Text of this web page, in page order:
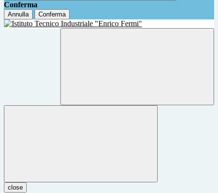
Conferma
Annulla Conferma
close